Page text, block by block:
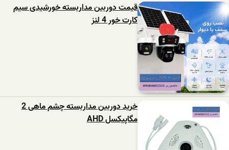
قیمت دوربین مداربسته خورشیدی سیم
کارت خور 4 لنز
خرید دوربین مداربسته چشم ماهی 2
مگاپیکسل AHD